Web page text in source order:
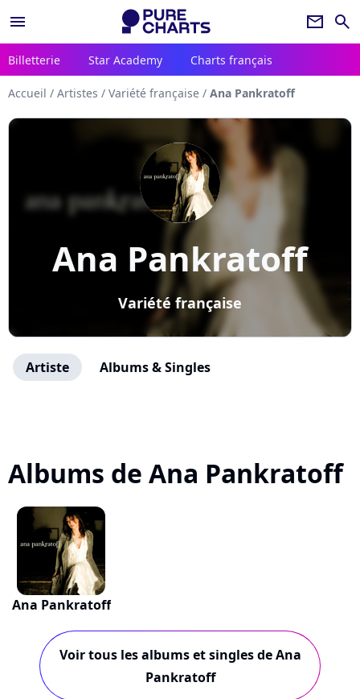
menu newsletter search
Billetterie Star Academy Charts français
Accueil / Artistes / Variété française / Ana Pankratoff
Ana Pankratoff
Variété française
Artiste Albums & Singles
Albums de Ana Pankratoff
Ana Pankratoff
Voir tous les albums et singles de Ana
Pankratoff